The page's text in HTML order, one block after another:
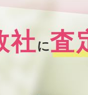
社 に査